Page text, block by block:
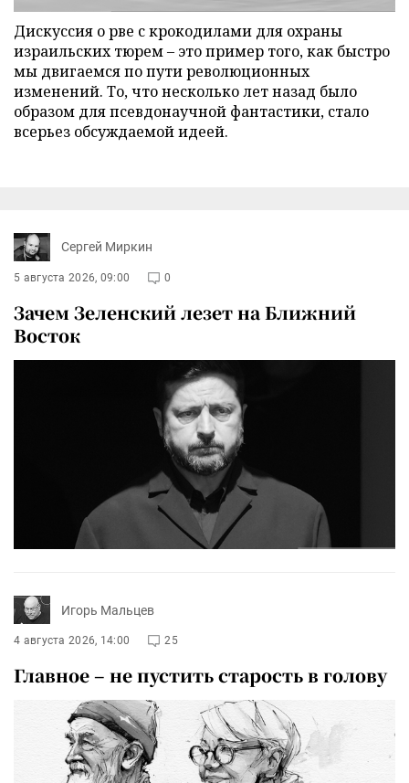
Дискуссия о рве с крокодилами для охраны
израильских тюрем – это пример того, как быстро
мы двигаемся по пути революционных
изменений. То, что несколько лет назад было
образом для псевдонаучной фантастики, стало
всерьез обсуждаемой идеей.
Сергей Миркин
5 августа 2026, 09:00 0
Зачем Зеленский лезет на Ближний
Восток
Игорь Мальцев
4 августа 2026, 14:00 25
Главное – не пустить старость в голову